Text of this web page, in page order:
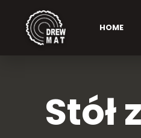
HOME